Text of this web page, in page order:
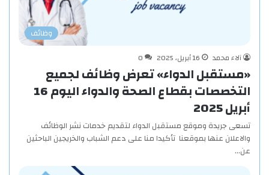
وظائف
آلاء محمد
16 أبريل، 2025 0
«مستقبل الدواء» تعرض وظائف لجميع
التخصصات بقطاع الصحة والدواء اليوم 16
أبريل 2025
تسعى جريدة وموقع مستقبل الدواء لتقديم خدمات نشر الوظائف
والاعلان عنها بموقعنا تأكيدا منا على دعم الشباب والخريجين الباحثين
عن…